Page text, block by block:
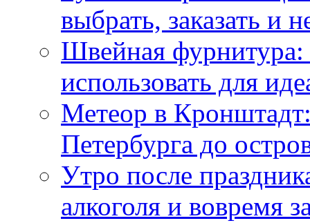
выбрать, заказать и
Швейная фурнитура:
использовать для
Метеор в
Петербурга до
Утро после
алкоголя и вовремя